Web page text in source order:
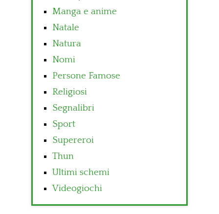
Manga e anime
Natale
Natura
Nomi
Persone Famose
Religiosi
Segnalibri
Sport
Supereroi
Thun
Ultimi schemi
Videogiochi